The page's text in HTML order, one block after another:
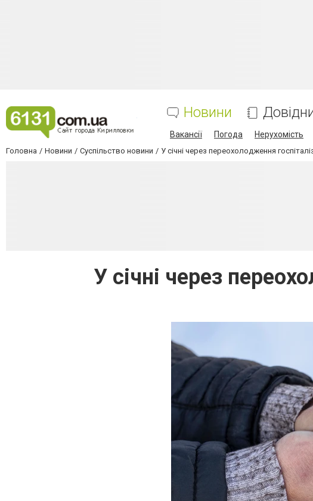
Новини
Вакансії Погода Нерухомість
Головна Новини Суспільство новини У січні через переохолодження
У січні через